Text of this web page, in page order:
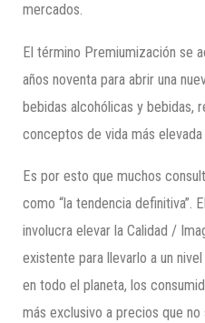
mercados.
El término Premiumización se
años noventa para abrir una
bebidas alcohólicas y bebidas,
conceptos de vida más
Es por esto que muchos
como “la tendencia definitiva”.
involucra elevar la Calidad /
existente para llevarlo a un
en todo el planeta, los
más exclusivo a precios que no